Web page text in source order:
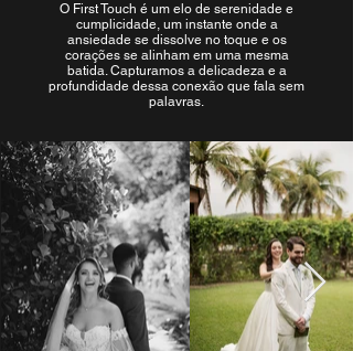
O First Touch é um elo de serenidade e
cumplicidade, um instante onde a
ansiedade se dissolve no toque e os
corações se alinham em uma mesma
batida. Capturamos a delicadeza e a
profundidade dessa conexão que fala sem
palavras.